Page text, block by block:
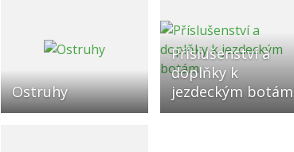
Ostruhy
Příslušenství a
doplňky k
jezdeckým botám